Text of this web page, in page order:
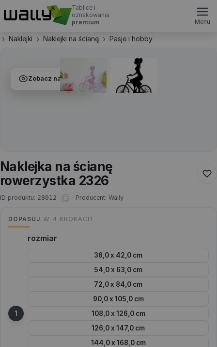
Tablice i
oznakowania
premium
Menu
Naklejki Naklejki na ścianę Pasje i hobby
Zobacz na ścianie
Naklejka na ścianę
rowerzystka 2326
ID produktu: 28012 · Producent: Wally
DOPASUJ W 4 KROKACH
rozmiar
36,0 x 42,0 cm
54,0 x 63,0 cm
72,0 x 84,0 cm
90,0 x 105,0 cm
108,0 x 126,0 cm
126,0 x 147,0 cm
144,0 x 168,0 cm